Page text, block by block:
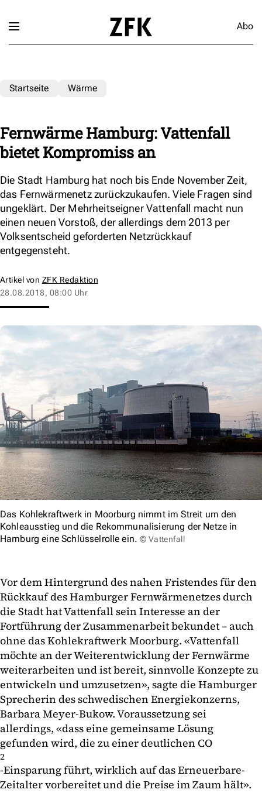
Abo
Startseite Wärme
Fernwärme Hamburg: Vattenfall
bietet Kompromiss an
Die Stadt Hamburg hat noch bis Ende November Zeit,
das Fernwärmenetz zurückzukaufen. Viele Fragen sind
ungeklärt. Der Mehrheitseigner Vattenfall macht nun
einen neuen Vorstoß, der allerdings dem 2013 per
Volksentscheid geforderten Netzrückkauf
entgegensteht.
Artikel von ZFK Redaktion
28.08.2018, 08:00 Uhr
Das Kohlekraftwerk in Moorburg nimmt im Streit um den
Kohleausstieg und die Rekommunalisierung der Netze in
Hamburg eine Schlüsselrolle ein. © Vattenfall
Vor dem Hintergrund des nahen Fristendes für den
Rückkauf des Hamburger Fernwärmenetzes durch
die Stadt hat Vattenfall sein Interesse an der
Fortführung der Zusammenarbeit bekundet – auch
ohne das Kohlekraftwerk Moorburg. «Vattenfall
möchte an der Weiterentwicklung der Fernwärme
weiterarbeiten und ist bereit, sinnvolle Konzepte zu
entwickeln und umzusetzen», sagte die Hamburger
Sprecherin des schwedischen Energiekonzerns,
Barbara Meyer-Bukow. Voraussetzung sei
allerdings, «dass eine gemeinsame Lösung
gefunden wird, die zu einer deutlichen CO
2
-Einsparung führt, wirklich auf das Erneuerbare-
Zeitalter vorbereitet und die Preise im Zaum hält».